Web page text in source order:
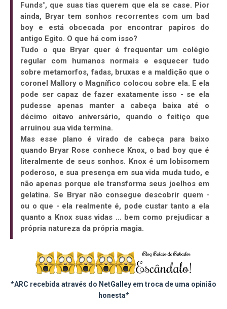
Funds", que suas tias querem que ela se case. Pior
ainda, Bryar tem sonhos recorrentes com um bad
boy e está obcecada por encontrar papiros do
antigo Egito. O que há com isso?
Tudo o que Bryar quer é frequentar um colégio
regular com humanos normais e esquecer tudo
sobre metamorfos, fadas, bruxas e a maldição que o
coronel Mallory o Magnífico colocou sobre ela. E ela
pode ser capaz de fazer exatamente isso - se ela
pudesse apenas manter a cabeça baixa até o
décimo oitavo aniversário, quando o feitiço que
arruinou sua vida termina.
Mas esse plano é virado de cabeça para baixo
quando Bryar Rose conhece Knox, o bad boy que é
literalmente de seus sonhos. Knox é um lobisomem
poderoso, e sua presença em sua vida muda tudo, e
não apenas porque ele transforma seus joelhos em
gelatina. Se Bryar não consegue descobrir quem -
ou o que - ela realmente é, pode custar tanto a ela
quanto a Knox suas vidas ... bem como prejudicar a
própria natureza da própria magia.
*ARC recebida através do NetGalley em troca de uma opinião
honesta*